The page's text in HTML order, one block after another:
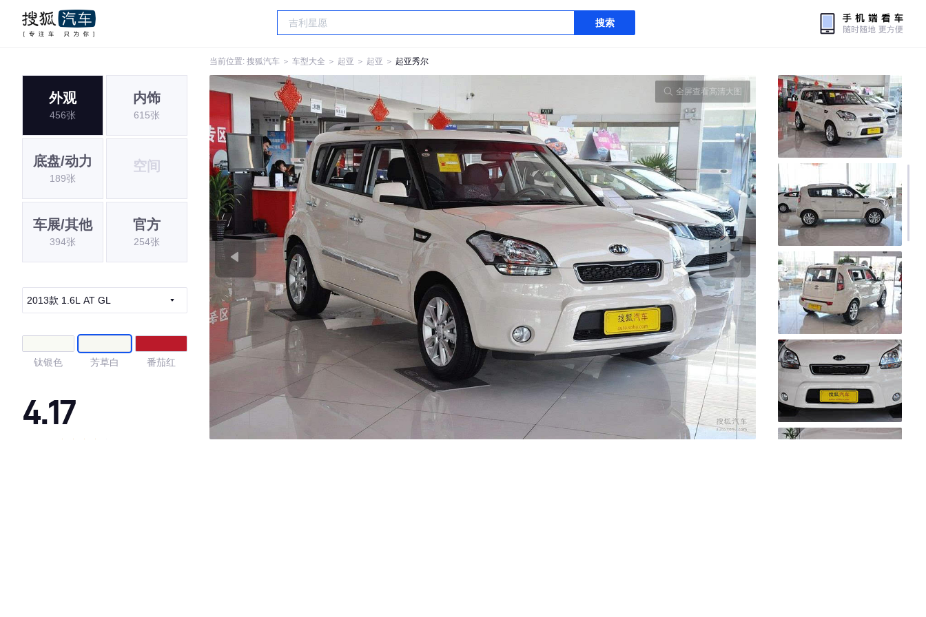
搜索
当前位置: 搜狐汽车 ＞ 车型大全 ＞ 起亚 ＞ 起亚 ＞ 起亚秀尔
外观
456张
内饰
615张
底盘/动力
189张
空间
车展/其他
394张
官方
254张
2013款 1.6L AT GL
钛银色 芳草白 番茄红
4.17
全屏查看高清大图